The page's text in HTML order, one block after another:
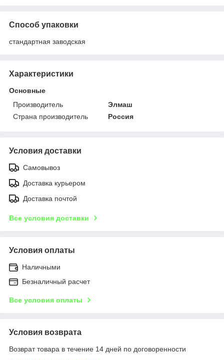
Способ упаковки
стандартная заводская
Характеристики
Основные
Производитель
Элмаш
Страна производитель
Россия
Условия доставки
Самовывоз
Доставка курьером
Доставка почтой
Все условия доставки
Условия оплаты
Наличными
Безналичный расчет
Все условия оплаты
Условия возврата
Возврат товара в течение 14 дней по договоренности